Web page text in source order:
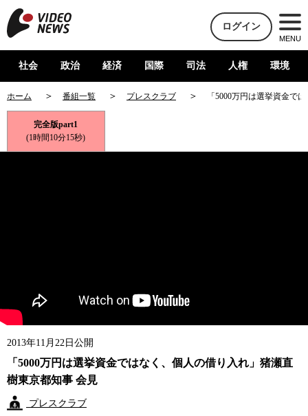
ログイン
MENU
社会 政治 経済 国際 司法 人権 環境
ホーム 番組一覧 プレスクラブ 「5000万円は選挙資金で
完全版part1
(1時間10分15秒)
2013年11月22日公開
「5000万円は選挙資金ではなく、個人の借り入れ」猪瀬直
樹東京都知事 会見
プレスクラブ